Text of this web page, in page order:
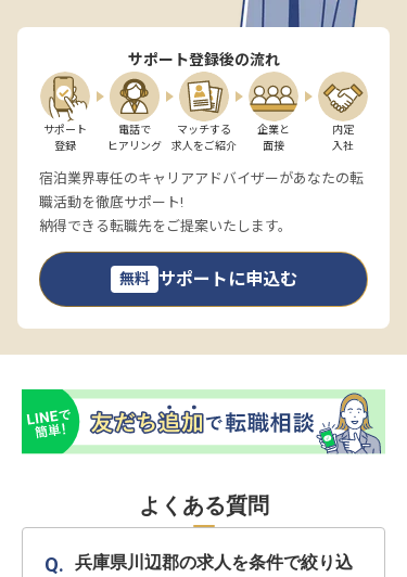
サポート登録後の流れ
サポート
登録
電話で
ヒアリング
マッチする
求人をご紹介
企業と
面接
内定
入社
宿泊業界専任のキャリアアドバイザーがあなたの転
職活動を徹底サポート!
納得できる転職先をご提案いたします。
無料 サポートに申込む
よくある質問
兵庫県川辺郡の求人を条件で絞り込